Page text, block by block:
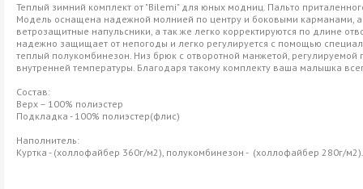
Теплый зимний комплект от "Bilemi" для юных модниц. Пальто
Модель оснащена надежной молнией по центру и боковыми карманами, а
ветрозащитные напульсники, а так же легко корректируются по длине
надежно защищает от непогоды и легко регулируется с помощью
теплый полукомбинезон. Низ брюк с отворотной манжетой,
внутренней температуры. Благодаря такому комплекту ваша малышка
Состав:
Верх – 100% полиэстер
Подкладка - 100% полиэстер(флис)
Наполнитель:
Куртка - (холлофайбер 360г/м2), полукомбинезон - (холлофайбер 280г/м2).